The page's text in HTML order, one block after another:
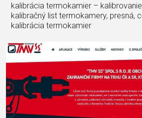
kalibrácia termokamier –
kalibračný list termokamery, presná,
kalibrácia termokamier